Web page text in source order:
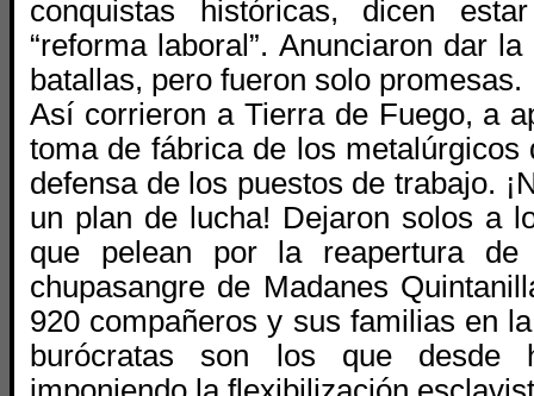
conquistas históricas, dicen
“reforma laboral”. Anunciaron dar
batallas, pero fueron solo promesas.
Así corrieron a Tierra de Fuego, a
toma de fábrica de los metalúrgicos
defensa de los puestos de trabajo.
un plan de lucha! Dejaron solos a
que pelean por la reapertura
chupasangre de Madanes
920 compañeros y sus familias en
burócratas son los que desde